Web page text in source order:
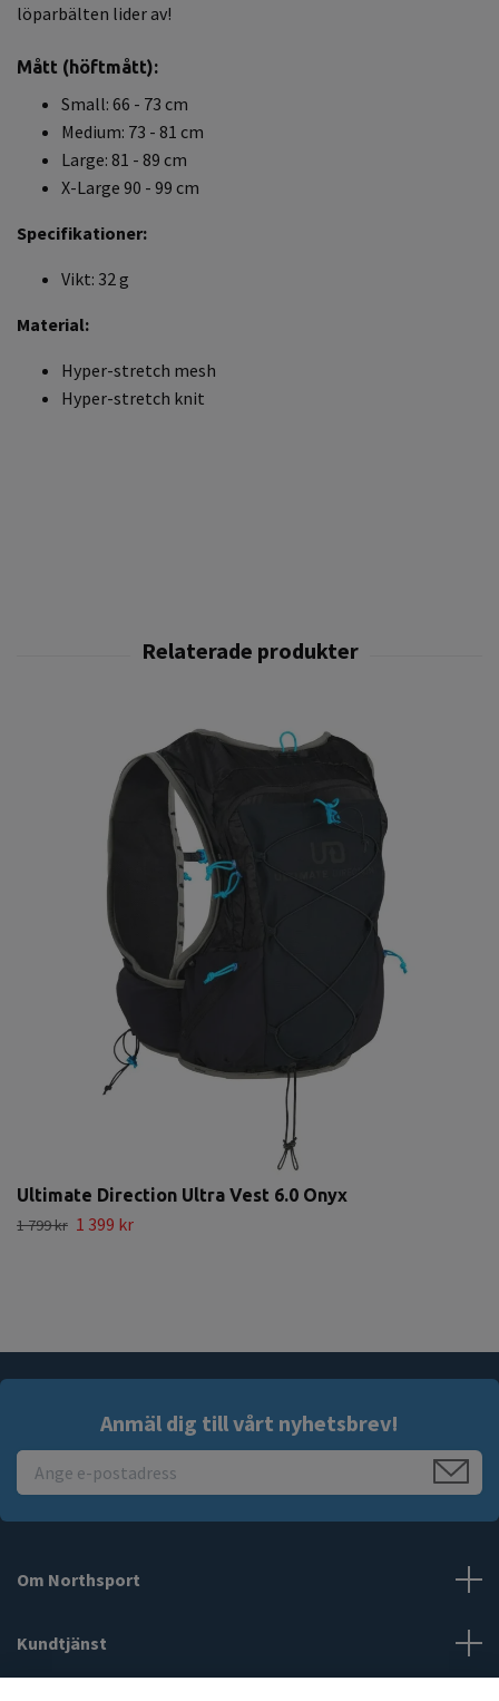
löparbälten lider av!
Mått (höftmått):
Small: 66 - 73 cm
Medium: 73 - 81 cm
Large: 81 - 89 cm
X-Large 90 - 99 cm
Specifikationer:
Vikt: 32 g
Material:
Hyper-stretch mesh
Hyper-stretch knit
Ultimate Direction Ultra Vest 6.0 Onyx
1 799 kr 1 399 kr
Anmäl dig till vårt nyhetsbrev!
Om Northsport
Kundtjänst